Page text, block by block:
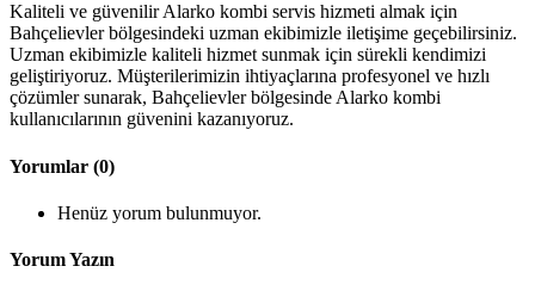
Kaliteli ve güvenilir Alarko kombi servis hizmeti almak için
Bahçelievler bölgesindeki uzman ekibimizle iletişime geçebilirsiniz.
Uzman ekibimizle kaliteli hizmet sunmak için sürekli kendimizi
geliştiriyoruz. Müşterilerimizin ihtiyaçlarına profesyonel ve hızlı
çözümler sunarak, Bahçelievler bölgesinde Alarko kombi
kullanıcılarının güvenini kazanıyoruz.
Yorumlar (0)
Henüz yorum bulunmuyor.
Yorum Yazın